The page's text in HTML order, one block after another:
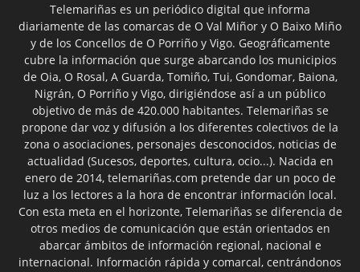
Telemariñas es un periódico digital que informa
diariamente de las comarcas de O Val Miñor y O Baixo Miño
y de los Concellos de O Porriño y Vigo. Geográficamente
cubre la información que surge abarcando los municipios
de Oia, O Rosal, A Guarda, Tomiño, Tui, Gondomar, Baiona,
Nigrán, O Porriño y Vigo, dirigiéndose así a un público
objetivo de más de 420.000 habitantes. Telemariñas se
propone dar voz y difusión a los diferentes colectivos de la
zona o asociaciones, personajes desconocidos, noticias de
actualidad (Sucesos, deportes, cultura, ocio...). Nacida en
enero de 2014, telemariñas.com pretende dar un poco de
luz a los lectores a la hora de encontrar información local.
Con esta meta en el horizonte, Telemariñas se diferencia de
otros medios de comunicación que están orientados en
abarcar ámbitos de información regional, nacional e
internacional. Información rápida y comarcal, centrándonos